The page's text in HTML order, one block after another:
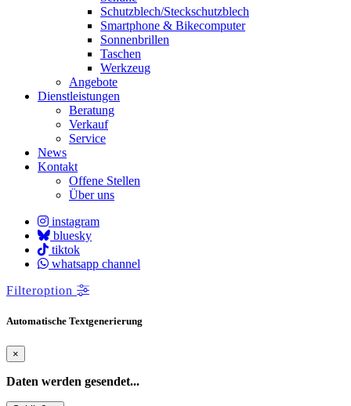
Schutzblech/Steckschutzblech
Smartphone & Bikecomputer
Sonnenbrillen
Taschen
Werkzeug
Angebote
Dienstleistungen
Beratung
Verkauf
Service
News
Kontakt
Offene Stellen
Über uns
instagram
bluesky
tiktok
whatsapp channel
Filteroption
Automatische Textgenerierung
×
Daten werden gesendet...